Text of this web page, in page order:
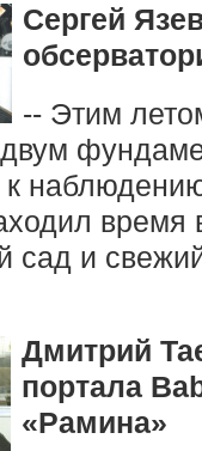
Сергей
-- Этим
к
время
сад и
Дмитрий
портала
«Рамина»